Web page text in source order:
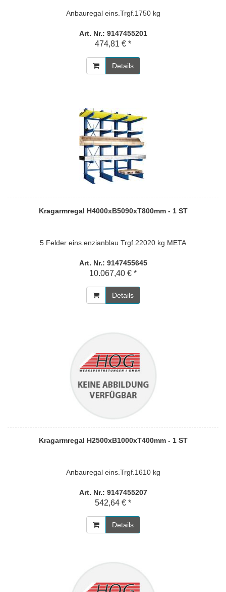
Anbauregal eins.Trgf.1750 kg
Art. Nr.: 9147455201
474,81 € *
Details
Kragarmregal H4000xB5090xT800mm - 1 ST
5 Felder eins.enzianblau Trgf.22020 kg META
Art. Nr.: 9147455645
10.067,40 € *
Details
Kragarmregal H2500xB1000xT400mm - 1 ST
Anbauregal eins.Trgf.1610 kg
Art. Nr.: 9147455207
542,64 € *
Details